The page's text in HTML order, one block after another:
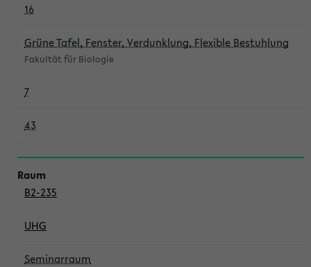
16
Grüne Tafel, Fenster, Verdunklung, Flexible Bestuhlung
Fakultät für Biologie
7
43
B2-235
UHG
Seminarraum